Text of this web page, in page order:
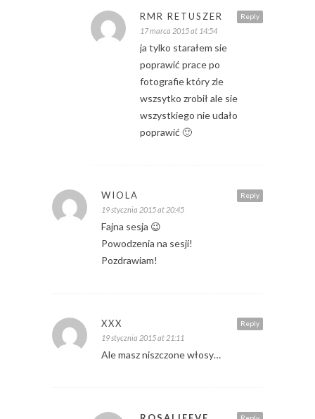
Reply
RMR RETUSZER
17 marca 2015 at 14:54
ja tylko starałem sie
poprawić prace po
fotografie który zle
wszsytko zrobił ale sie
wszystkiego nie udało
poprawić 🙂
Reply
WIOLA
19 stycznia 2015 at 20:45
Fajna sesja 😉
Powodzenia na sesji!
Pozdrawiam!
Reply
XXX
19 stycznia 2015 at 21:11
Ale masz niszczone włosy…